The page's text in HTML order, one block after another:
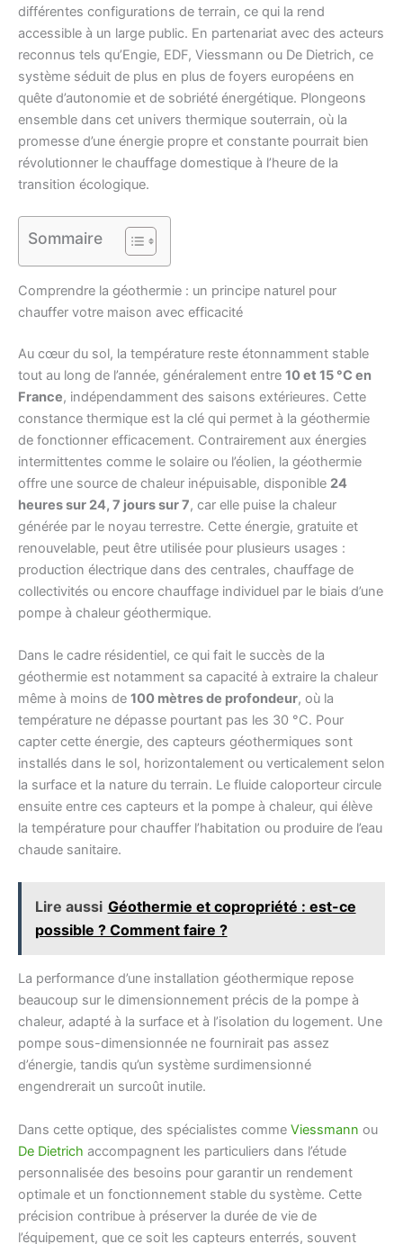
différentes configurations de terrain, ce qui la rend
accessible à un large public. En partenariat avec des acteurs
reconnus tels qu’Engie, EDF, Viessmann ou De Dietrich, ce
système séduit de plus en plus de foyers européens en
quête d’autonomie et de sobriété énergétique. Plongeons
ensemble dans cet univers thermique souterrain, où la
promesse d’une énergie propre et constante pourrait bien
révolutionner le chauffage domestique à l’heure de la
transition écologique.
Sommaire
Comprendre la géothermie : un principe naturel pour
chauffer votre maison avec efficacité
Au cœur du sol, la température reste étonnamment stable
tout au long de l’année, généralement entre 10 et 15 °C en
France, indépendamment des saisons extérieures. Cette
constance thermique est la clé qui permet à la géothermie
de fonctionner efficacement. Contrairement aux énergies
intermittentes comme le solaire ou l’éolien, la géothermie
offre une source de chaleur inépuisable, disponible 24
heures sur 24, 7 jours sur 7, car elle puise la chaleur
générée par le noyau terrestre. Cette énergie, gratuite et
renouvelable, peut être utilisée pour plusieurs usages :
production électrique dans des centrales, chauffage de
collectivités ou encore chauffage individuel par le biais d’une
pompe à chaleur géothermique.
Dans le cadre résidentiel, ce qui fait le succès de la
géothermie est notamment sa capacité à extraire la chaleur
même à moins de 100 mètres de profondeur, où la
température ne dépasse pourtant pas les 30 °C. Pour
capter cette énergie, des capteurs géothermiques sont
installés dans le sol, horizontalement ou verticalement selon
la surface et la nature du terrain. Le fluide caloporteur circule
ensuite entre ces capteurs et la pompe à chaleur, qui élève
la température pour chauffer l’habitation ou produire de l’eau
chaude sanitaire.
Lire aussi Géothermie et copropriété : est-ce
possible ? Comment faire ?
La performance d’une installation géothermique repose
beaucoup sur le dimensionnement précis de la pompe à
chaleur, adapté à la surface et à l’isolation du logement. Une
pompe sous-dimensionnée ne fournirait pas assez
d’énergie, tandis qu’un système surdimensionné
engendrerait un surcoût inutile.
Dans cette optique, des spécialistes comme Viessmann ou
De Dietrich accompagnent les particuliers dans l’étude
personnalisée des besoins pour garantir un rendement
optimale et un fonctionnement stable du système. Cette
précision contribue à préserver la durée de vie de
l’équipement, que ce soit les capteurs enterrés, souvent